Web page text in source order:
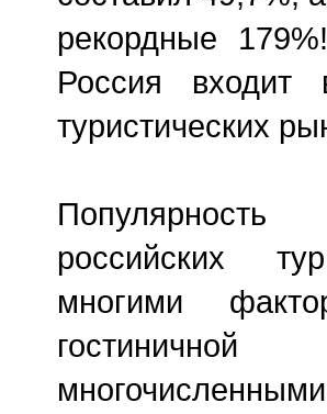
рекордные
Россия входит
туристических
российских
многими
гостиничной